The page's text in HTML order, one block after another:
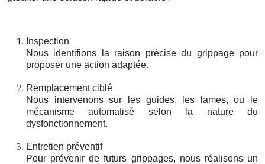
Inspection
Nous identifions la raison précise du grippage pour
proposer une action adaptée.
Remplacement ciblé
Nous intervenons sur les guides, les lames, ou le
mécanisme automatisé selon la nature du
dysfonctionnement.
Entretien préventif
Pour prévenir de futurs grippages, nous réalisons un